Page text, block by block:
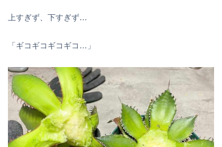
上すぎず、下すぎず…
「ギコギコギコギコ…」